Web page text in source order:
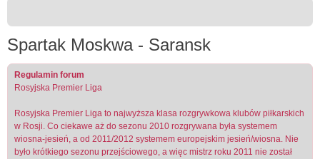
Spartak Moskwa - Saransk
Regulamin forum
Rosyjska Premier Liga
Rosyjska Premier Liga to najwyższa klasa rozgrywkowa klubów piłkarskich
w Rosji. Co ciekawe aż do sezonu 2010 rozgrywana była systemem
wiosna-jesień, a od 2011/2012 systemem europejskim jesień/wiosna. Nie
było krótkiego sezonu przejściowego, a więc mistrz roku 2011 nie został